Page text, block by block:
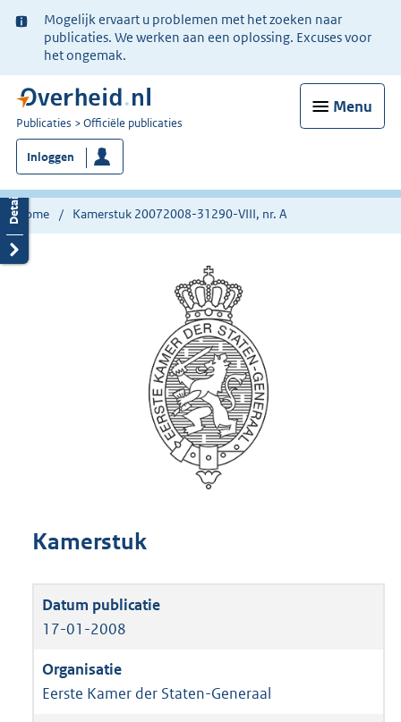
Ter
informatie:
Mogelijk ervaart u problemen met het zoeken naar
publicaties. We werken aan een oplossing. Excuses voor
het ongemak.
Menu
U
bent
nu
hier:
Publicaties Officiële publicaties
Inloggen
Home Kamerstuk 20072008-31290-VIII, nr. A
Kamerstuk
17-01-2008
Eerste Kamer der Staten-Generaal